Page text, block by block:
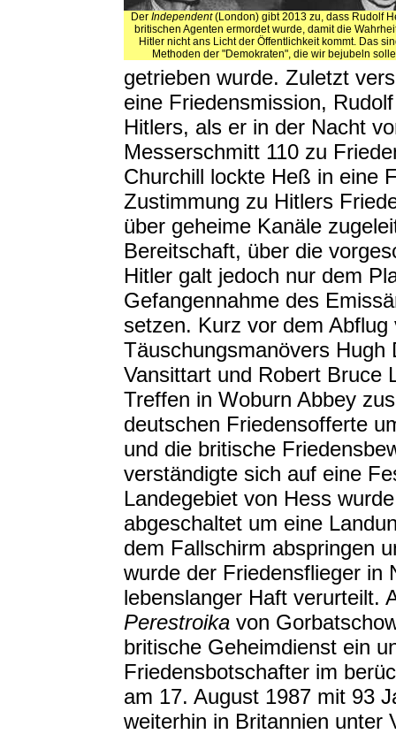
Der Independent(London) gibt 2013 zu, dass Rudolf
britischen Agenten ermordet wurde, damit die
Hitler nicht ans Licht der Öffentlichkeit kommt. Das
Methoden der "Demokraten", die wir bejubeln
getrieben wurde. Zuletzt
eine Friedensmission,
Hitlers, als er in der Nacht
Messerschmitt 110 zu
Churchill lockte Heß in eine
Zustimmung zu Hitlers
über geheime Kanäle
Bereitschaft, über die
Hitler galt jedoch nur dem
Gefangennahme des
setzen. Kurz vor dem
Täuschungsmanövers
Vansittart und Robert Bruce
Treffen in Woburn Abbey
deutschen Friedensofferte
und die britische
verständigte sich auf eine
Landegebiet von Hess
abgeschaltet um eine
dem Fallschirm abspringen
wurde der Friedensflieger in
lebenslanger Haft verurteilt.
Perestroika von
britische Geheimdienst ein
Friedensbotschafter im
am 17. August 1987 mit 93
weiterhin in Britannien unter